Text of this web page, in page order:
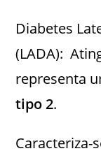
Diabetes
(LADA):
representa
tipo 2.
Caracteriza-